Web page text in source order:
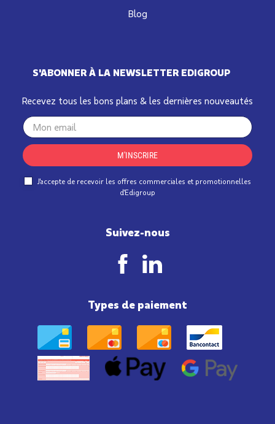
S'ABONNER À LA NEWSLETTER EDIGROUP
Recevez tous les bons plans & les dernières nouveautés
Your
email
M'INSCRIRE
J'accepte de recevoir les offres commerciales et promotionnelles
d'Edigroup
Blog
Suivez-nous
Types de paiement